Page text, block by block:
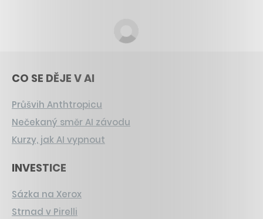
CO SE DĚJE V AI
Průšvih Anthtropicu
Nečekaný směr AI závodu
Kurzy, jak AI vypnout
INVESTICE
Sázka na Xerox
Strnad v Pirelli